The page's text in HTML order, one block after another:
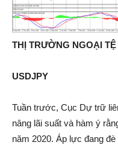
THỊ TRƯỜNG NGOẠI TỆ
USDJPY
Tuần trước, Cục Dự trữ
nâng lãi suất và hàm ý
năm 2020. Áp lực đang